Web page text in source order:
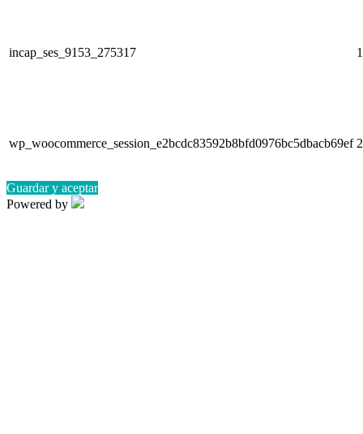
incap_ses_9153_275317
wp_woocommerce_session_e2bcdc83592b8bfd0976bc5dbacb69ef
Guardar y aceptar
Powered by